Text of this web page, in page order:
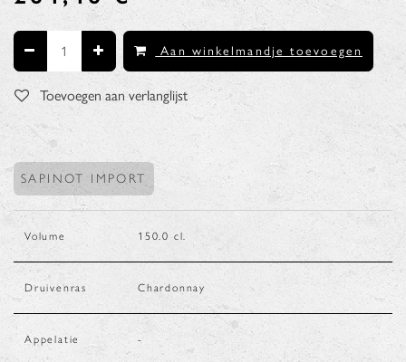
Aan winkelmandje toevoegen
Toevoegen aan verlanglijst
SAPINOT IMPORT
Volume 150.0 cl.
Druivenras Chardonnay
Appelatie -